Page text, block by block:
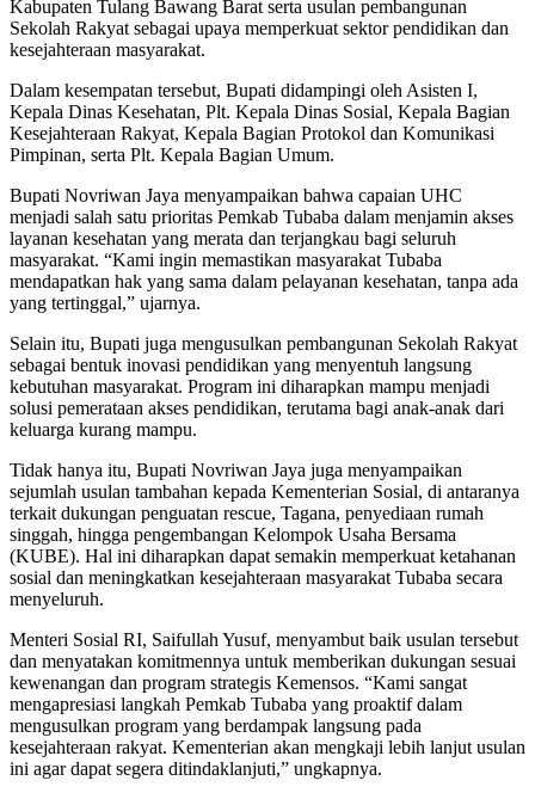
Kabupaten Tulang Bawang Barat serta usulan pembangunan
Sekolah Rakyat sebagai upaya memperkuat sektor pendidikan dan
kesejahteraan masyarakat.
Dalam kesempatan tersebut, Bupati didampingi oleh Asisten I,
Kepala Dinas Kesehatan, Plt. Kepala Dinas Sosial, Kepala Bagian
Kesejahteraan Rakyat, Kepala Bagian Protokol dan Komunikasi
Pimpinan, serta Plt. Kepala Bagian Umum.
Bupati Novriwan Jaya menyampaikan bahwa capaian UHC
menjadi salah satu prioritas Pemkab Tubaba dalam menjamin akses
layanan kesehatan yang merata dan terjangkau bagi seluruh
masyarakat. “Kami ingin memastikan masyarakat Tubaba
mendapatkan hak yang sama dalam pelayanan kesehatan, tanpa ada
yang tertinggal,” ujarnya.
Selain itu, Bupati juga mengusulkan pembangunan Sekolah Rakyat
sebagai bentuk inovasi pendidikan yang menyentuh langsung
kebutuhan masyarakat. Program ini diharapkan mampu menjadi
solusi pemerataan akses pendidikan, terutama bagi anak-anak dari
keluarga kurang mampu.
Tidak hanya itu, Bupati Novriwan Jaya juga menyampaikan
sejumlah usulan tambahan kepada Kementerian Sosial, di antaranya
terkait dukungan penguatan rescue, Tagana, penyediaan rumah
singgah, hingga pengembangan Kelompok Usaha Bersama
(KUBE). Hal ini diharapkan dapat semakin memperkuat ketahanan
sosial dan meningkatkan kesejahteraan masyarakat Tubaba secara
menyeluruh.
Menteri Sosial RI, Saifullah Yusuf, menyambut baik usulan tersebut
dan menyatakan komitmennya untuk memberikan dukungan sesuai
kewenangan dan program strategis Kemensos. “Kami sangat
mengapresiasi langkah Pemkab Tubaba yang proaktif dalam
mengusulkan program yang berdampak langsung pada
kesejahteraan rakyat. Kementerian akan mengkaji lebih lanjut usulan
ini agar dapat segera ditindaklanjuti,” ungkapnya.